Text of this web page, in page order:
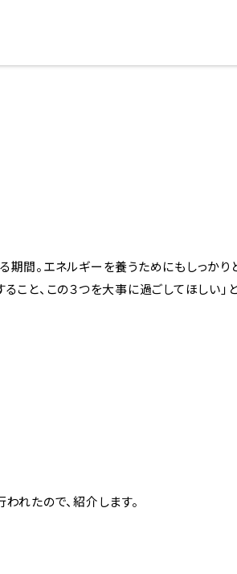
間。エネルギーを養うためにもしっかり
と、この３つを大事に過ごしてほしい」
れたので、紹介します。